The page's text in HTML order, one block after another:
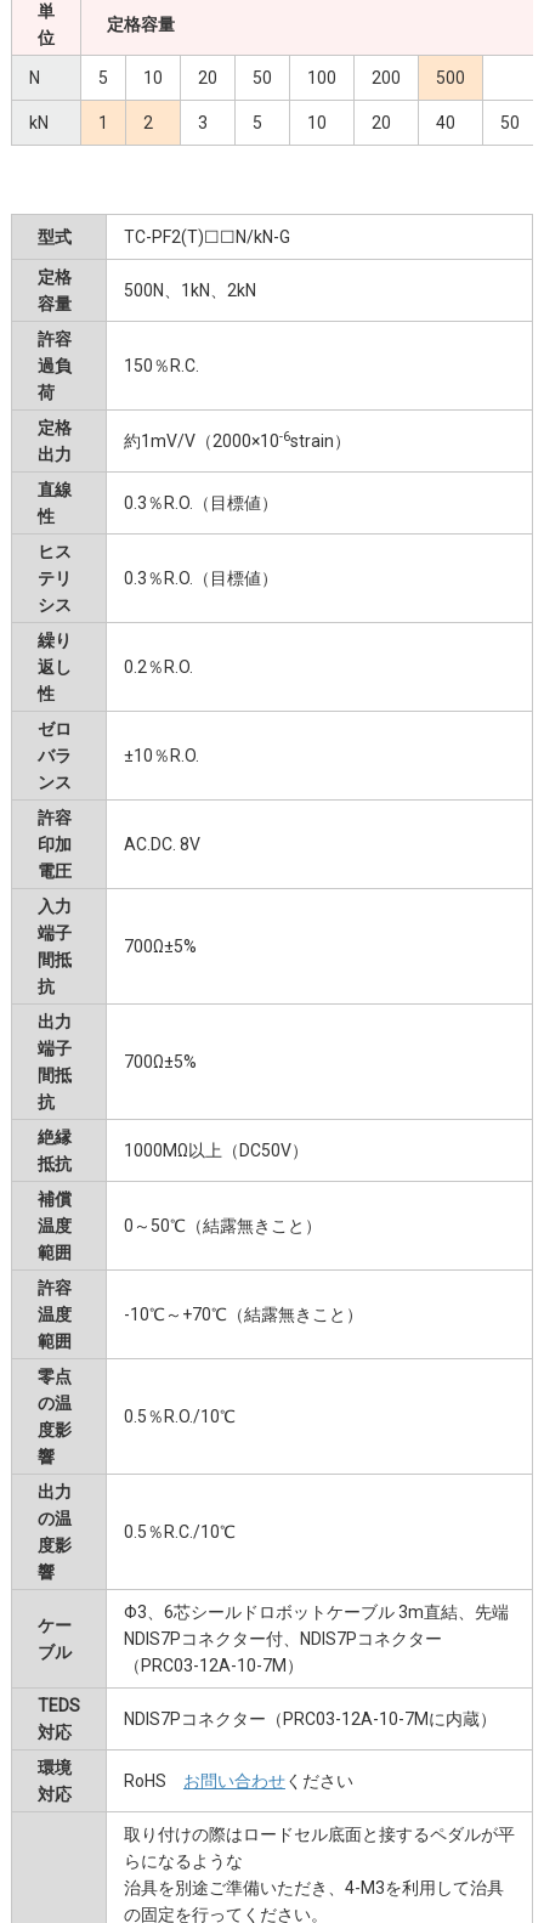
単
位
定格容量
N 5 10 20 50 100 200 500
kN 1 2 3 5 10 20 40 50
型式 TC-PF2(T)☐☐N/kN-G
定格
容量
500N、1kN、2kN
許容
過負
荷
150％R.C.
定格
出力
約1mV/V（2000×10-6strain）
直線
性
0.3％R.O.（目標値）
ヒス
テリ
シス
0.3％R.O.（目標値）
繰り
返し
性
0.2％R.O.
ゼロ
バラ
ンス
±10％R.O.
許容
印加
電圧
AC.DC. 8V
入力
端子
間抵
抗
700Ω±5%
出力
端子
間抵
抗
700Ω±5%
絶縁
抵抗
1000MΩ以上（DC50V）
補償
温度
範囲
0～50℃（結露無きこと）
許容
温度
範囲
-10℃～+70℃（結露無きこと）
零点
の温
度影
響
0.5％R.O./10℃
出力
の温
度影
響
0.5％R.C./10℃
ケー
ブル
Φ3、6芯シールドロボットケーブル 3m直結、先端
NDIS7Pコネクター付、NDIS7Pコネクター
（PRC03-12A-10-7M）
TEDS
対応
NDIS7Pコネクター（PRC03-12A-10-7Mに内蔵）
環境
対応
RoHS お問い合わせください
取り付けの際はロードセル底面と接するペダルが平
らになるような
治具を別途ご準備いただき、4-M3を利用して治具
の固定を行ってください。